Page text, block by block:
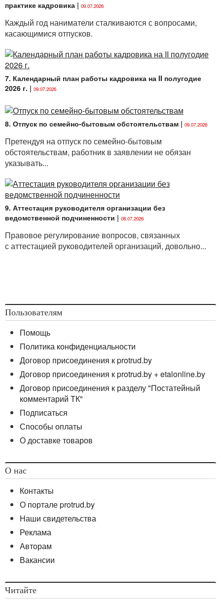
практике кадровика | 09.07.2026
Каждый год наниматели сталкиваются с вопросами,
касающимися отпусков.
7. Календарный план работы кадровика на II полугодие
2026 г. | 09.07.2026
8. Отпуск по семейно-бытовым обстоятельствам | 09.07.2026
Претендуя на отпуск по семейно-бытовым
обстоятельствам, работник в заявлении не обязан
указывать...
9. Аттестация руководителя организации без
ведомственной подчиненности | 08.07.2026
Правовое регулирование вопросов, связанных
с аттестацией руководителей организаций, довольно...
Пользователям
Помощь
Политика конфиденциальности
Договор присоединения к protrud.by
Договор присоединения к protrud.by + etalonline.by
Договор присоединения к разделу "Постатейный
комментарий ТК"
Подписаться
Способы оплаты
О доставке товаров
О нас
Контакты
О портале protrud.by
Наши свидетельства
Реклама
Авторам
Вакансии
Читайте